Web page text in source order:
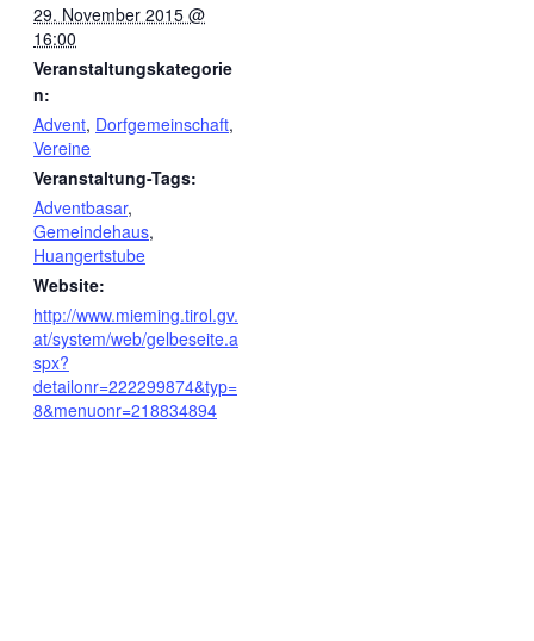
29. November 2015 @
16:00
Veranstaltungskategorie
n:
Advent, Dorfgemeinschaft,
Vereine
Veranstaltung-Tags:
Adventbasar,
Gemeindehaus,
Huangertstube
Website:
http://www.mieming.tirol.gv.
at/system/web/gelbeseite.a
spx?
detailonr=222299874&typ=
8&menuonr=218834894